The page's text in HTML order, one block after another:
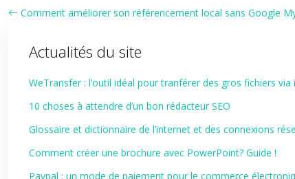
Comment améliorer son référencement local sans Google
Actualités du site
WeTransfer : l’outil idéal pour tranférer des gros fichiers via
10 choses à attendre d’un bon rédacteur SEO
Glossaire et dictionnaire de l’internet et des connexions
Comment créer une brochure avec PowerPoint? Guide !
Paypal : un mode de paiement pour le commerce